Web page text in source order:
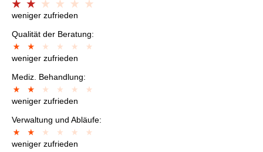
weniger zufrieden
Qualität der Beratung:
weniger zufrieden
Mediz. Behandlung:
weniger zufrieden
Verwaltung und Abläufe:
weniger zufrieden